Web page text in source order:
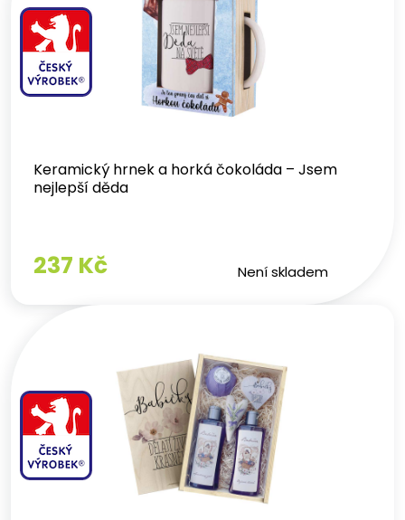
Keramický hrnek a horká čokoláda – Jsem
nejlepší děda
237 Kč Není skladem